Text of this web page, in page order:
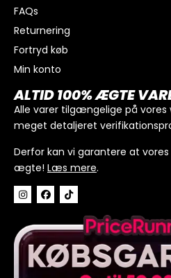
I alt
Køb for300kr. mere for
FAQs
Returnering
Fortryd køb
Min konto
ALTID 100% ÆGTE
Alle varer tilgængelige på
meget detaljeret
Derfor kan vi garantere at vores
ægte! Læs mere.